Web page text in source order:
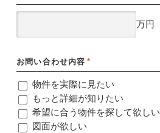
万円
お問い合わせ内容 *
物件を実際に見たい
もっと詳細が知りたい
希望に合う物件を探して欲しい
図面が欲しい